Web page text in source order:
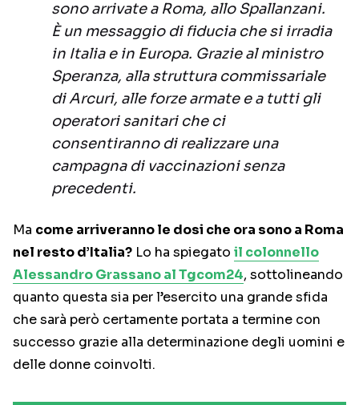
sono arrivate a Roma, allo Spallanzani.
È un messaggio di fiducia che si irradia
in Italia e in Europa. Grazie al ministro
Speranza, alla struttura commissariale
di Arcuri, alle forze armate e a tutti gli
operatori sanitari che ci
consentiranno di realizzare una
campagna di vaccinazioni senza
precedenti.
Ma come arriveranno le dosi che ora sono a Roma
nel resto d’Italia? Lo ha spiegato il colonnello
Alessandro Grassano al Tgcom24, sottolineando
quanto questa sia per l’esercito una grande sfida
che sarà però certamente portata a termine con
successo grazie alla determinazione degli uomini e
delle donne coinvolti.